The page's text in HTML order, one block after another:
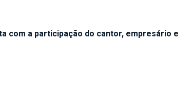
com a participação do cantor, empresário e